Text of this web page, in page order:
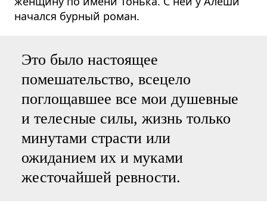
начался бурный роман.
Это было настоящее
помешательство, всецело
поглощавшее все мои душевные
и телесные силы, жизнь только
минутами страсти или
ожиданием их и муками
жесточайшей ревности.